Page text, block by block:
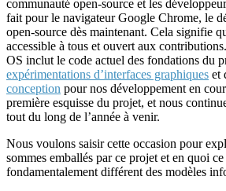
communauté open-source et les
fait pour le navigateur Google Chrome, le
open-source dès maintenant. Cela signifie
accessible à tous et ouvert aux
OS inclut le code actuel des fondations du
expérimentations d’interfaces graphiques et
conception pour nos développement en
première esquisse du projet, et nous
tout du long de l’année à venir.
Nous voulons saisir cette occasion pour
sommes emballés par ce projet et en quoi
fondamentalement différent des modèles